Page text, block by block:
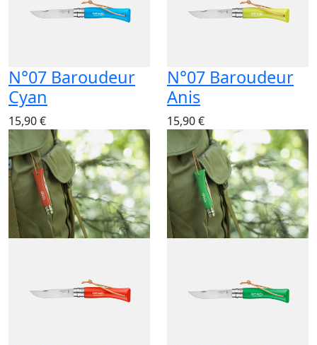
N°07 Baroudeur
Cyan
15,90 €
N°07 Baroudeur
Anis
15,90 €